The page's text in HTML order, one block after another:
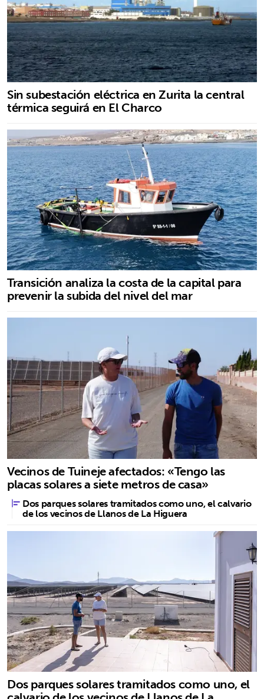
Sin subestación eléctrica en Zurita la central
térmica seguirá en El Charco
Transición analiza la costa de la capital para
prevenir la subida del nivel del mar
Vecinos de Tuineje afectados: «Tengo las
placas solares a siete metros de casa»
Dos parques solares tramitados como uno, el calvario
de los vecinos de Llanos de La Higuera
Dos parques solares tramitados como uno, el